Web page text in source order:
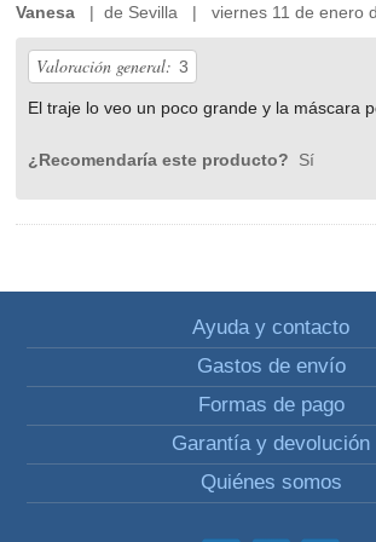
Vanesa | de Sevilla | viernes 11 de enero
Valoración general: 3
El traje lo veo un poco grande y la máscara
¿Recomendaría este producto? Sí
Ayuda y contacto
Gastos de envío
Formas de pago
Garantía y devolución
Quiénes somos